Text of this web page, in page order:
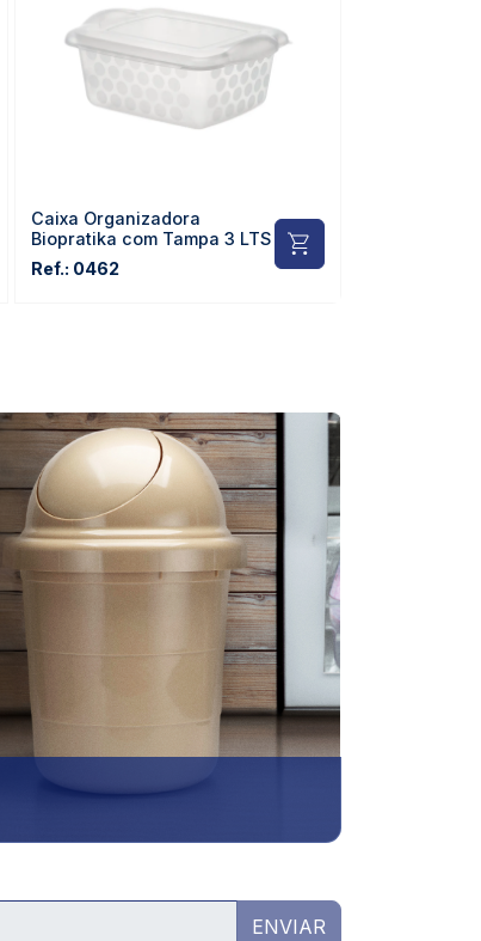
Caixa Organizadora
Biopratika com Tampa 3 LTS
Ref.: 0462
ENVIAR